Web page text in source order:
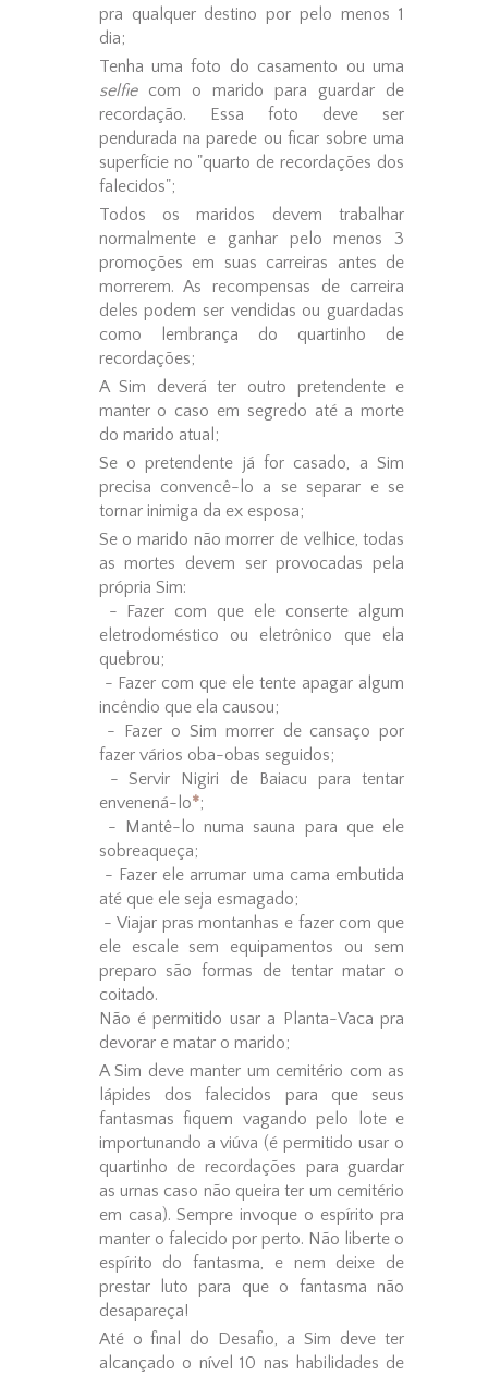
pra qualquer destino por pelo menos 1
dia;
Tenha uma foto do casamento ou uma
selfiecom o marido para guardar de
recordação. Essa foto deve ser
pendurada na parede ou ficar sobre uma
superfície no "quarto de recordações dos
falecidos";
Todos os maridos devem trabalhar
normalmente e ganhar pelo menos 3
promoções em suas carreiras antes de
morrerem. As recompensas de carreira
deles podem ser vendidas ou guardadas
como lembrança do quartinho de
recordações;
A Sim deverá ter outro pretendente e
manter o caso em segredo até a morte
do marido atual;
Se o pretendente já for casado, a Sim
precisa convencê-lo a se separar e se
tornar inimiga da ex esposa;
Se o marido não morrer de velhice, todas
as mortes devem ser provocadas pela
própria Sim:
- Fazer com que ele conserte algum
eletrodoméstico ou eletrônico que ela
quebrou;
- Fazer com que ele tente apagar algum
incêndio que ela causou;
- Fazer o Sim morrer de cansaço por
fazer vários oba-obas seguidos;
- Servir Nigiri de Baiacu para tentar
envenená-lo*;
- Mantê-lo numa sauna para que ele
sobreaqueça;
- Fazer ele arrumar uma cama embutida
até que ele seja esmagado;
- Viajar pras montanhas e fazer com que
ele escale sem equipamentos ou sem
preparo são formas de tentar matar o
coitado.
Não é permitido usar a Planta-Vaca pra
devorar e matar o marido;
A Sim deve manter um cemitério com as
lápides dos falecidos para que seus
fantasmas fiquem vagando pelo lote e
importunando a viúva (é permitido usar o
quartinho de recordações para guardar
as urnas caso não queira ter um cemitério
em casa). Sempre invoque o espírito pra
manter o falecido por perto. Não liberte o
espírito do fantasma, e nem deixe de
prestar luto para que o fantasma não
desapareça!
Até o final do Desafio, a Sim deve ter
alcançado o nível 10 nas habilidades de